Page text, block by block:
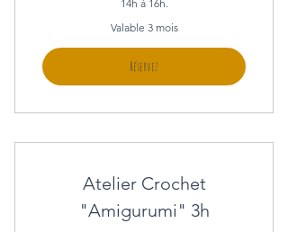
14h à 16h.
Valable 3 mois
Réservez
Atelier Crochet
"Amigurumi" 3h